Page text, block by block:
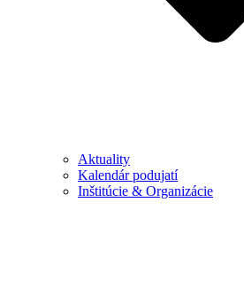
Aktuality
Kalendár podujatí
Inštitúcie & Organizácie